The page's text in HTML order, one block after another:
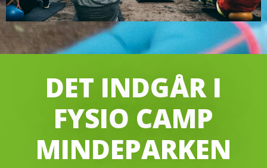
DET INDGÅR I
FYSIO CAMP
MINDEPARKEN